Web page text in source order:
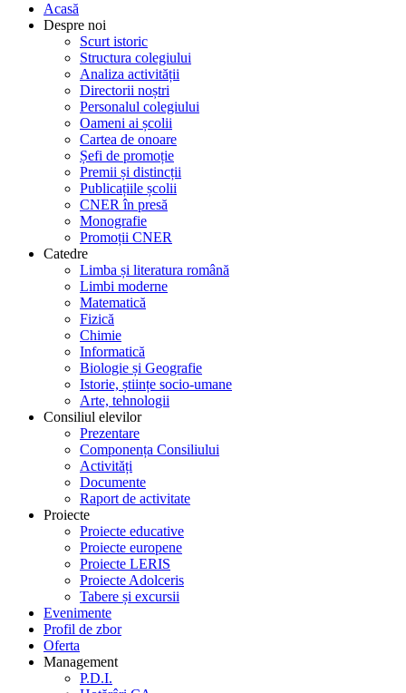
Acasă
Despre noi
Scurt istoric
Structura colegiului
Analiza activității
Directorii noștri
Personalul colegiului
Oameni ai școlii
Cartea de onoare
Șefi de promoție
Premii și distincții
Publicațiile școlii
CNER în presă
Monografie
Promoții CNER
Catedre
Limba și literatura română
Limbi moderne
Matematică
Fizică
Chimie
Informatică
Biologie și Geografie
Istorie, științe socio-umane
Arte, tehnologii
Consiliul elevilor
Prezentare
Componența Consiliului
Activități
Documente
Raport de activitate
Proiecte
Proiecte educative
Proiecte europene
Proiecte LERIS
Proiecte Adolceris
Tabere și excursii
Evenimente
Profil de zbor
Oferta
Management
P.D.I.